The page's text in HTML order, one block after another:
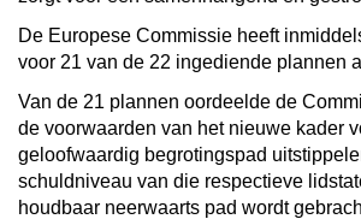
De Europese Commissie heeft
voor 21 van de 22 ingediende plannen
Van de 21 plannen oordeelde de
de voorwaarden van het nieuwe kader
geloofwaardig begrotingspad
schuldniveau van die respectieve
houdbaar neerwaarts pad wordt